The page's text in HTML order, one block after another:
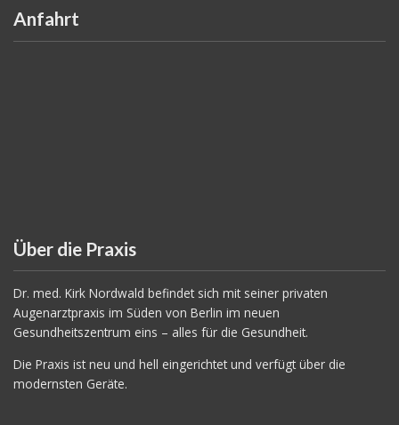
Anfahrt
Über die Praxis
Dr. med. Kirk Nordwald befindet sich mit seiner privaten
Augenarztpraxis im Süden von Berlin im neuen
Gesundheitszentrum eins – alles für die Gesundheit.
Die Praxis ist neu und hell eingerichtet und verfügt über die
modernsten Geräte.